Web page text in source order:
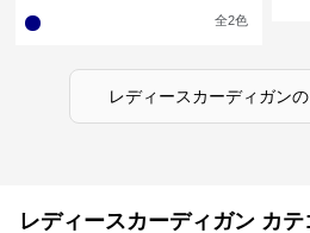
全2色
レディースカーディガンの
レディースカーディガン カ